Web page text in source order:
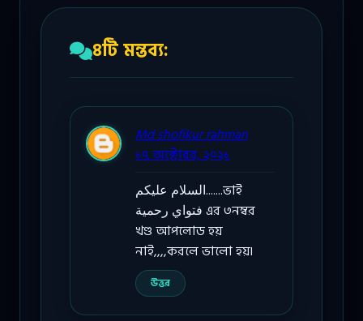
৪টি মন্তব্য:
Md shofikur rahman
১৭ অক্টোবর, ২০২১
السلام عليكم.......ভাই
فتواي رحمية এর ৩নম্বর
খণ্ড আপলোড হয়
নাই,,,,করলে ভালো হয়৷
উত্তর